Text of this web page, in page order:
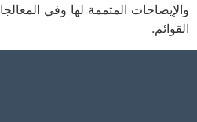
والإيضاحات المتممة لها وفي
القوائم.